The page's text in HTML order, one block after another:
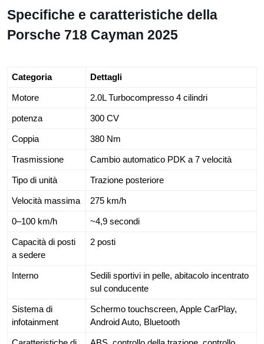
Specifiche e caratteristiche della
Porsche 718 Cayman 2025
Categoria Dettagli
Motore 2.0L Turbocompresso 4 cilindri
potenza 300 CV
Coppia 380 Nm
Trasmissione Cambio automatico PDK a 7 velocità
Tipo di unità Trazione posteriore
Velocità massima 275 km/h
0–100 km/h ~4,9 secondi
Capacità di posti
a sedere
2 posti
Interno
Sedili sportivi in pelle, abitacolo incentrato
sul conducente
Sistema di
infotainment
Schermo touchscreen, Apple CarPlay,
Android Auto, Bluetooth